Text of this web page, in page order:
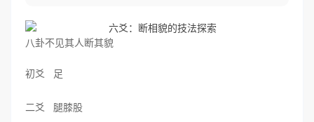
八卦不见其人断其貌
初爻 足
二爻 腿膝股